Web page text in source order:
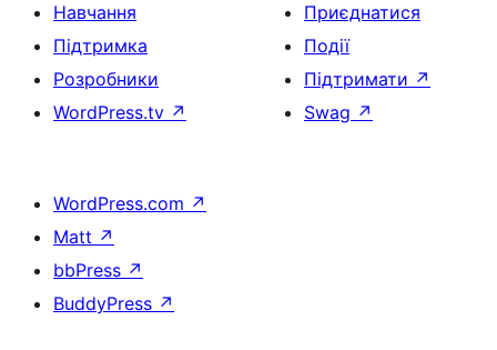
Навчання
Підтримка
Розробники
WordPress.tv ↗
Приєднатися
Події
Підтримати ↗
Swag ↗
WordPress.com ↗
Matt ↗
bbPress ↗
BuddyPress ↗